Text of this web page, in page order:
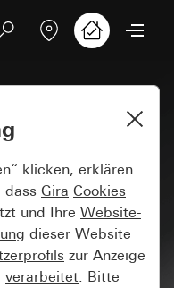
klicken, erklären
dass Gira Cookies
und Ihre Website-
dieser Website
zur Anzeige
verarbeitet. Bitte